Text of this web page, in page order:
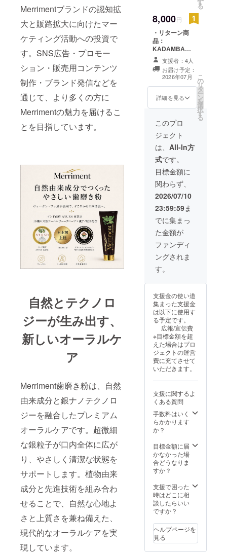
Merrimentブランドの認知拡
大と販路拡大に向けたマー
ケティング活動への投資で
す。SNS広告・プロモー
ション・販売用コンテンツ
制作・ブランド発信などを
通じて、より多くの方に
Merrimentの魅力を届けるこ
とを目指しています。
自然とテクノロ
ジーが生み出す、
新しいオーラルケ
ア
Merriment歯磨き粉は、自然
由来成分と銀ナノテクノロ
ジーを融合したプレミアム
オーラルケアです。超微細
な銀粒子が口内全体に広が
り、やさしく清潔な状態を
サポートします。植物由来
成分と先進技術を組み合わ
せることで、自然な心地よ
さと上質さを兼ね備えた、
現代的なオーラルケアを実
現しています。
ぐきをやさしく
ブラッシン
グ してくだ
さい。発疹、か
ゆみ等の異常が
現れた場合は使
用を中止し、医
師または歯科医
師にご相談くだ
明書の有無：
無 ※化粧品およ
製造販売業許可
を取得済
る
8,000円
・リターン商
品：
KADAMBA
Merriment 3
本 ・希望小売価
格： 9,900円
(税込) ・容
量： 100ｇ/1本
・使用方法、注
り、歯および歯
ぐきをやさしく
ブラッシン
グ してくだ
さい。発疹、か
ゆみ等の異常が
現れた場合は使
用を中止し、医
師または歯科医
師にご相談くだ
い。
・取扱説
明書の有無：
無 ※化粧品およ
び医薬部外品の
製造販売業許可
を取得済
支援者：4人
お届け予定：
2026年07月
詳細を見る
こ
の
リ
タ
ー
ン
を
選
択
す
る
このプロ
ジェクト
は、 All-In方
式です。
目標金額に
関わらず、
2026/07/10
23:59:59ま
でに集まっ
た金額が
ファンディ
ングされま
す。
支援金の使い道
集まった支援金
は以下に使用す
る予定です。
広報/宣伝費
※目標金額を超
えた場合はプロ
ジェクトの運営
費に充てさせて
いただきます。
支援に関するよ
くある質問
手数料はいく
らかかります
か？
目標金額に届
かなかった場
合どうなりま
すか？
支援で困った
時はどこに相
談したらいい
ですか？
ヘルプページを
見る